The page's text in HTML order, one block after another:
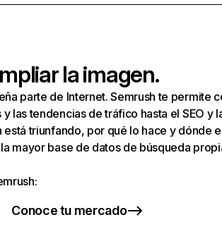
la imagen.
parte de Internet. Semrush te permite
las tendencias de tráfico hasta el SEO y
triunfando, por qué lo hace y dónde
mayor base de datos de búsqueda
Conoce tu mercado